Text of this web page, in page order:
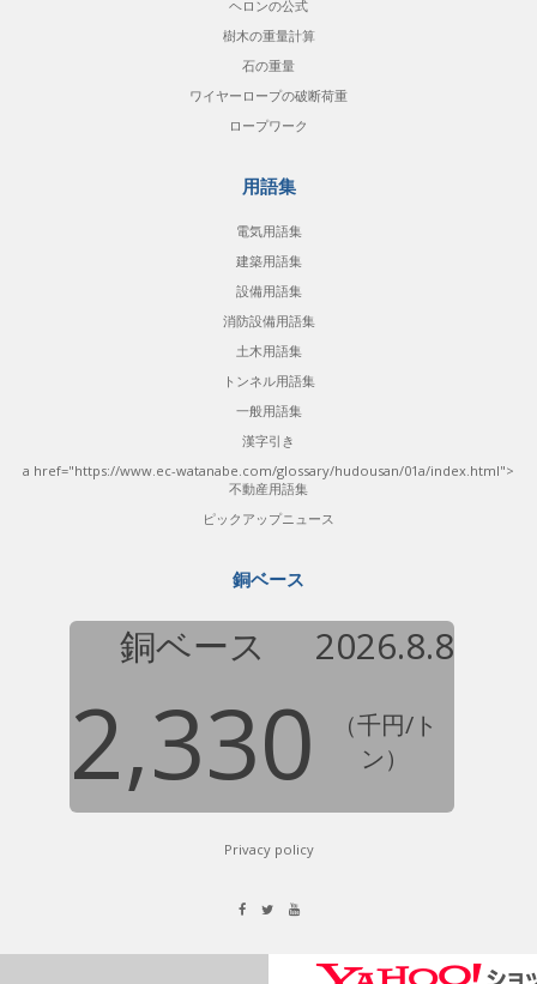
ヘロンの公式
樹木の重量計算
石の重量
ワイヤーロープの破断荷重
ロープワーク
用語集
電気用語集
建築用語集
設備用語集
消防設備用語集
土木用語集
トンネル用語集
一般用語集
漢字引き
a href="https://www.ec-watanabe.com/glossary/hudousan/01a/index.html">
不動産用語集
ピックアップニュース
銅ベース
銅ベース 2026.8.8
2,330
（千円/ト
ン）
Privacy policy